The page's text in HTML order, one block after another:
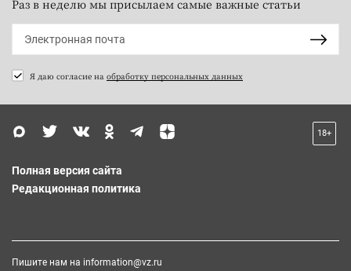
Раз в неделю мы присылаем самые важные статьи
Я даю согласие на обработку персональных данных
18+
Полная версия сайта
Редакционная политика
Пишите нам на information@vz.ru